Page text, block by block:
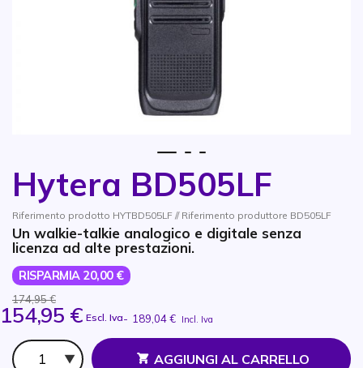
Hytera BD505LF
Riferimento prodotto HYTBD505LF // Riferimento produttore BD505LF
Un walkie-talkie analogico e digitale senza
licenza ad alte prestazioni.
RISPARMIA 20,00 €
174,95 €
154,95 € Escl. Iva- 189,04 € Incl. Iva
Qtà
AGGIUNGI AL CARRELLO
Vai all'inizio della galleria di immagini